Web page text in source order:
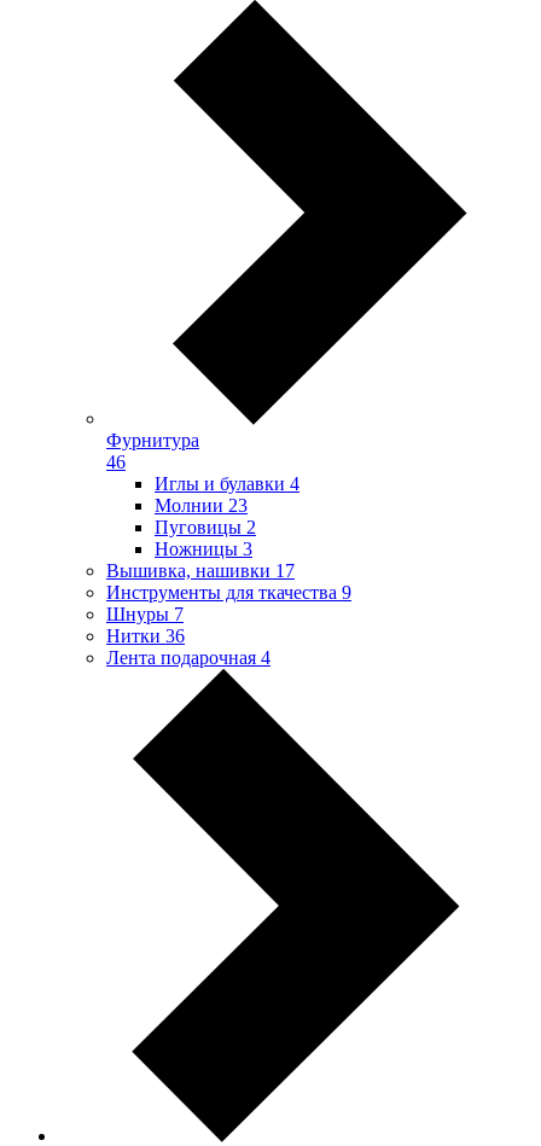
Фурнитура
46
Иглы и булавки 4
Молнии 23
Пуговицы 2
Ножницы 3
Вышивка, нашивки 17
Инструменты для ткачества 9
Шнуры 7
Нитки 36
Лента подарочная 4